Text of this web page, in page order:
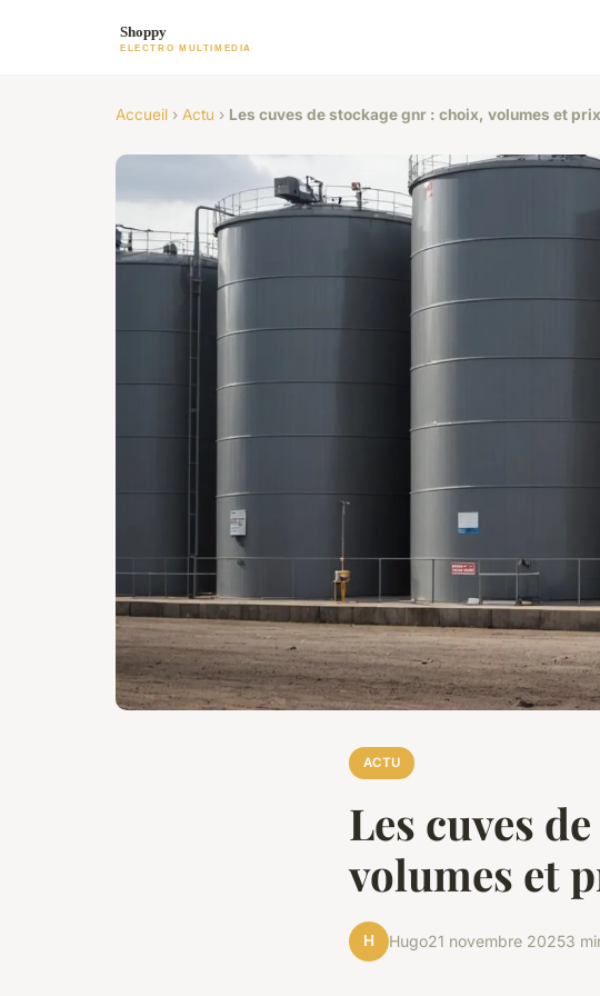
Accueil › Actu › Les cuves de stockage gnr : choix, volumes et
ACTU
Les cuves
volumes et
H Hugo21 novembre 20253